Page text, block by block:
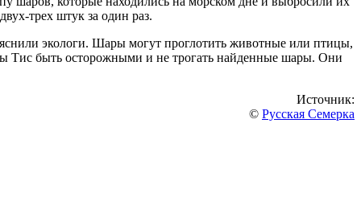
трех штук за один раз.
экологи. Шары могут проглотить животные или птицы,
Тис быть осторожными и не трогать найденные шары. Они
Источник:
© Русская Семерка